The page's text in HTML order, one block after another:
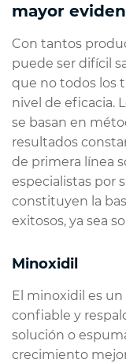
mayor
Con tantos
puede ser difícil
que no todos los
nivel de eficacia.
se basan en
resultados
de primera línea
especialistas por
constituyen la
exitosos, ya sea
Minoxidil
El minoxidil es
confiable y
solución o
crecimiento